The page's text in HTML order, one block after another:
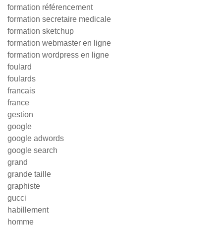
formation référencement
formation secretaire medicale
formation sketchup
formation webmaster en ligne
formation wordpress en ligne
foulard
foulards
francais
france
gestion
google
google adwords
google search
grand
grande taille
graphiste
gucci
habillement
homme